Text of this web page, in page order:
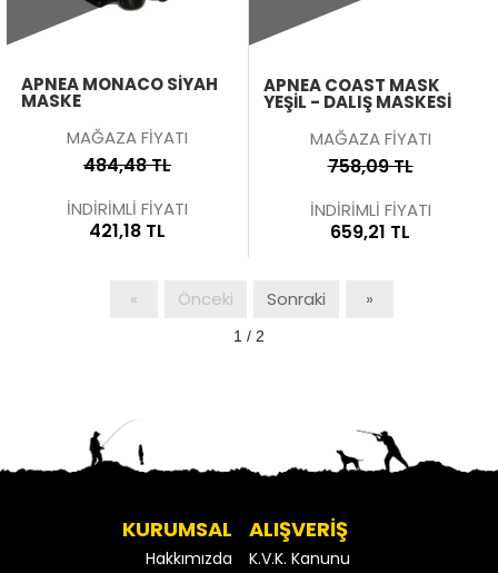
APNEA MONACO SIYAH
MASKE
MAĞAZA FİYATI
484,48 TL
İNDİRİMLİ FİYATI
421,18 TL
APNEA COAST MASK
YEŞIL - DALIŞ MASKESI
MAĞAZA FİYATI
758,09 TL
İNDİRİMLİ FİYATI
659,21 TL
« Önceki Sonraki »
1 / 2
KURUMSAL
Hakkımızda
ALIŞVERİŞ
K.V.K. Kanunu